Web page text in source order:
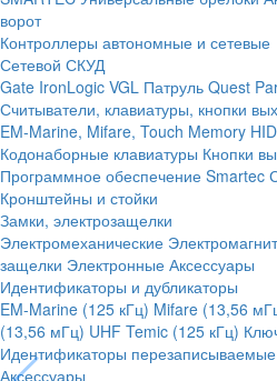
ворот
Контроллеры автономные и сетевые
Сетевой СКУД
Gate IronLogic VGL Патруль Quest
Считыватели, клавиатуры, кнопки
EM-Marine, Mifare, Touch Memory HID
Кодонаборные клавиатуры Кнопки
Программное обеспечение Smartec
Кронштейны и стойки
Замки, электрозащелки
Электромеханические
защелки Электронные Аксессуары
Идентификаторы и дубликаторы
EM-Marine (125 кГц) Mifare (13,56
(13,56 мГц) UHF Temic (125 кГц)
Идентификаторы перезаписываемые
Аксессуары